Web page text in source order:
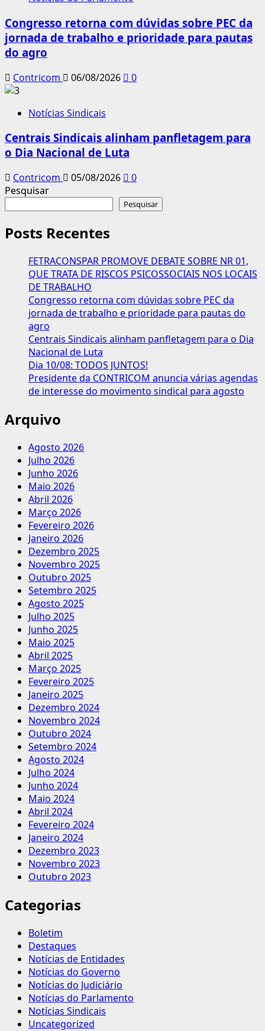
Congresso retorna com dúvidas sobre PEC da
jornada de trabalho e prioridade para pautas
do agro
Contricom 06/08/2026 0
Notícias Sindicais
Centrais Sindicais alinham panfletagem para
o Dia Nacional de Luta
Contricom 05/08/2026
0
Pesquisar
Pesquisar
Posts Recentes
FETRACONSPAR PROMOVE DEBATE SOBRE NR 01,
QUE TRATA DE RISCOS PSICOSSOCIAIS NOS LOCAIS
DE TRABALHO
Congresso retorna com dúvidas sobre PEC da
jornada de trabalho e prioridade para pautas do
agro
Centrais Sindicais alinham panfletagem para o Dia
Nacional de Luta
Dia 10/08: TODOS JUNTOS!
Presidente da CONTRICOM anuncia várias agendas
de interesse do movimento sindical para agosto
Arquivo
Agosto 2026
Julho 2026
Junho 2026
Maio 2026
Abril 2026
Março 2026
Fevereiro 2026
Janeiro 2026
Dezembro 2025
Novembro 2025
Outubro 2025
Setembro 2025
Agosto 2025
Julho 2025
Junho 2025
Maio 2025
Abril 2025
Março 2025
Fevereiro 2025
Janeiro 2025
Dezembro 2024
Novembro 2024
Outubro 2024
Setembro 2024
Agosto 2024
Julho 2024
Junho 2024
Maio 2024
Abril 2024
Fevereiro 2024
Janeiro 2024
Dezembro 2023
Novembro 2023
Outubro 2023
Categorias
Boletim
Destaques
Notícias de Entidades
Notícias do Governo
Notícias do Judiciário
Notícias do Parlamento
Notícias Sindicais
Uncategorized